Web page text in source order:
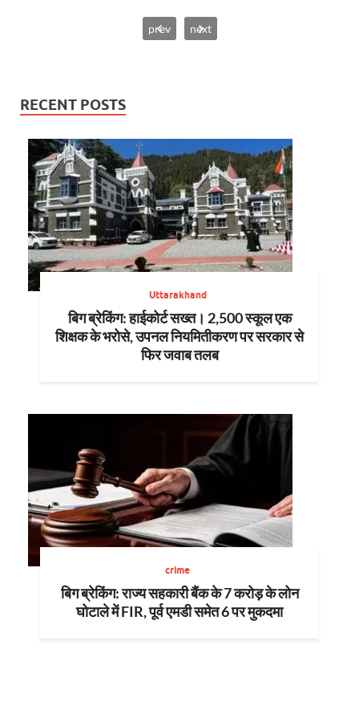
prev next
RECENT POSTS
Uttarakhand
बिग ब्रेकिंग: हाईकोर्ट सख्त। 2,500 स्कूल एक
शिक्षक के भरोसे, उपनल नियमितीकरण पर सरकार से
फिर जवाब तलब
crime
बिग ब्रेकिंग: राज्य सहकारी बैंक के 7 करोड़ के लोन
घोटाले में FIR, पूर्व एमडी समेत 6 पर मुकदमा